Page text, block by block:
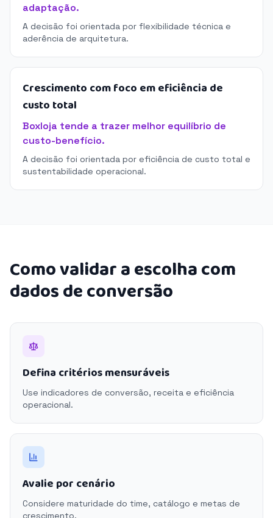
adaptação.
A decisão foi orientada por flexibilidade técnica e
aderência de arquitetura.
Crescimento com foco em eficiência de
custo total
Boxloja tende a trazer melhor equilíbrio de
custo-benefício.
A decisão foi orientada por eficiência de custo total e
sustentabilidade operacional.
Como validar a escolha com
dados de conversão
Defina critérios mensuráveis
Use indicadores de conversão, receita e eficiência
operacional.
Avalie por cenário
Considere maturidade do time, catálogo e metas de
crescimento.